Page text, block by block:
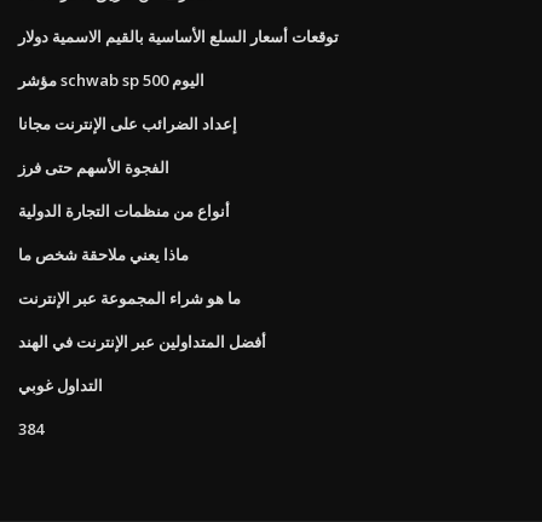
توقعات أسعار السلع الأساسية بالقيم الاسمية دولار
مؤشر schwab sp 500 اليوم
إعداد الضرائب على الإنترنت مجانا
الفجوة الأسهم حتى فرز
أنواع من منظمات التجارة الدولية
ماذا يعني ملاحقة شخص ما
ما هو شراء المجموعة عبر الإنترنت
أفضل المتداولين عبر الإنترنت في الهند
التداول غوبي
384